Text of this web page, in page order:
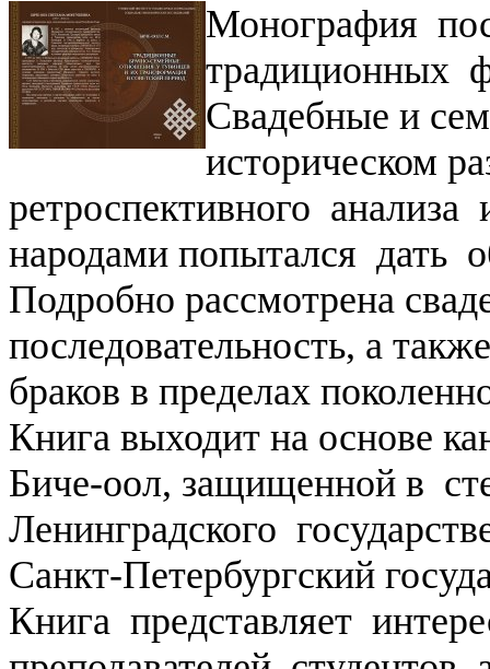
Монография
традиционных
Свадебные и
историческом
ретроспективного
народами попытался дать
Подробно рассмотрена
последовательность, а
браков в пределах
Книга выходит на основе
Биче-оол, защищенной в
Ленинградского
Санкт-Петербургский
Книга представляет